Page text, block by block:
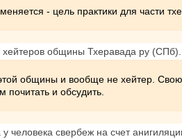
- цель практики для части
хейтеров общины Тхеравада ру (СПб).
общины и вообще не хейтер.
почитать и обсудить.
у человека свербеж на счет